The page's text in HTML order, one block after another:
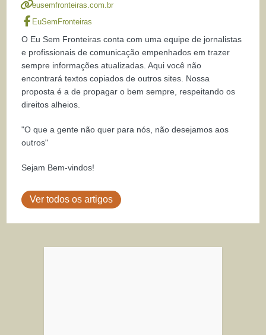
eusemfronteiras.com.br
EuSemFronteiras
O Eu Sem Fronteiras conta com uma equipe de jornalistas
e profissionais de comunicação empenhados em trazer
sempre informações atualizadas. Aqui você não
encontrará textos copiados de outros sites. Nossa
proposta é a de propagar o bem sempre, respeitando os
direitos alheios.
"O que a gente não quer para nós, não desejamos aos
outros"
Sejam Bem-vindos!
Ver todos os artigos